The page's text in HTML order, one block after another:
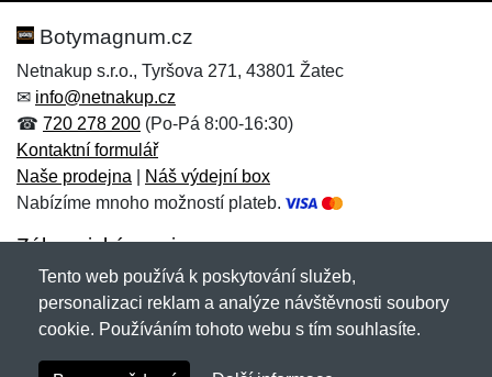
Hodnocení:
Jméno: *
Zpráva*
Jméno:
E-mail:*
Botymagnum.cz
Netnakup s.r.o., Tyršova 271, 43801 Žatec
✉ info@netnakup.cz
☎ 720 278 200 (Po-Pá 8:00-16:30)
Kontaktní formulář
Naše prodejna
Náš výdejní box
Nabízíme mnoho možností plateb.
Zákaznický servis
Novinky emailem
Tento web používá k poskytování služeb,
personalizaci reklam a analýze návštěvnosti soubory
cookie. Používáním tohoto webu s tím souhlasíte.